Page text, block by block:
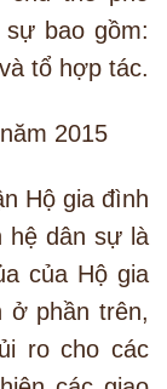
bao gồm:
tổ hợp tác.
2015
Hộ gia đình
hệ dân sự là
của Hộ gia
ở phần trên,
ro cho các